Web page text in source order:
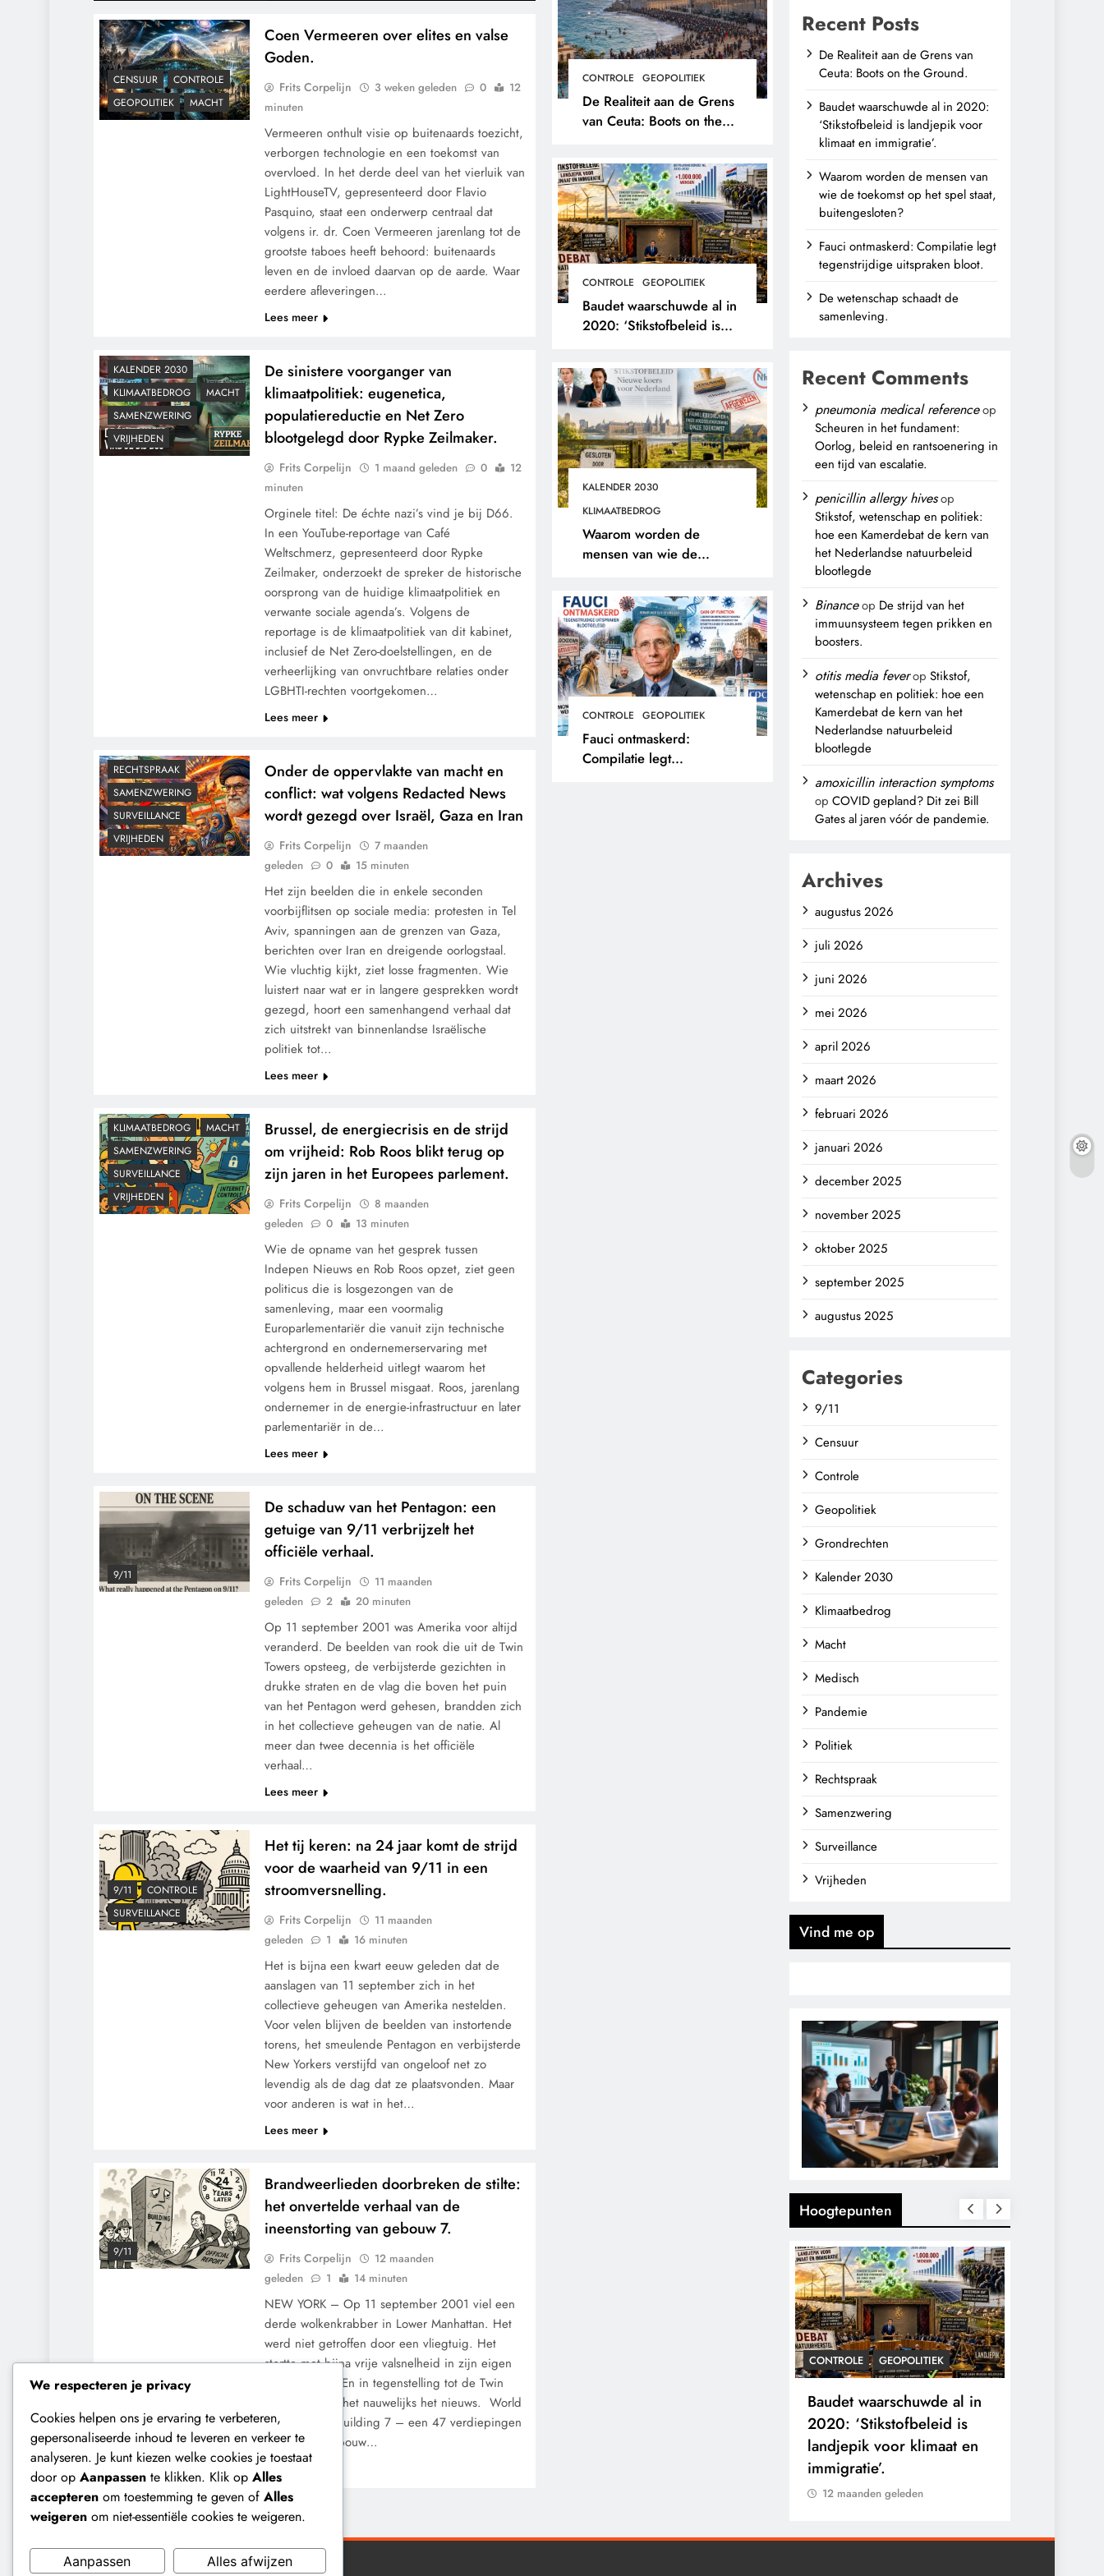
CONTROLE GEOPOLITIEK
De Realiteit aan de Grens
van Ceuta: Boots on the
CONTROLE GEOPOLITIEK
Baudet waarschuwde al in
2020: ‘Stikstofbeleid is
immigratie’.
KALENDER 2030
KLIMAATBEDROG
Waarom worden de
mensen van wie de
buitengesloten?
CONTROLE GEOPOLITIEK
Fauci ontmaskerd:
Compilatie legt
CENSUUR
CONTROLE
GEOPOLITIEK
MACHT
Coen Vermeeren over elites en valse
Goden.
Frits Corpelijn 3 weken geleden 0
12
minuten
Vermeeren onthult visie op buitenaards toezicht,
verborgen technologie en een toekomst van
overvloed. In het derde deel van het vierluik van
LightHouseTV, gepresenteerd door Flavio
Pasquino, staat een onderwerp centraal dat
volgens ir. dr. Coen Vermeeren jarenlang tot de
grootste taboes heeft behoord: buitenaards
leven en de invloed daarvan op de aarde. Waar
eerdere afleveringen…
Lees meer
KALENDER 2030
KLIMAATBEDROG
MACHT
SAMENZWERING
VRIJHEDEN
De sinistere voorganger van
klimaatpolitiek: eugenetica,
populatiereductie en Net Zero
blootgelegd door Rypke Zeilmaker.
Frits Corpelijn 1 maand geleden 0
12
minuten
Orginele titel: De échte nazi’s vind je bij D66.
In een YouTube-reportage van Café
Weltschmerz, gepresenteerd door Rypke
Zeilmaker, onderzoekt de spreker de historische
oorsprong van de huidige klimaatpolitiek en
verwante sociale agenda’s. Volgens de
reportage is de klimaatpolitiek van dit kabinet,
inclusief de Net Zero-doelstellingen, en de
verheerlijking van onvruchtbare relaties onder
LGBHTI-rechten voortgekomen…
Lees meer
RECHTSPRAAK
SAMENZWERING
SURVEILLANCE
VRIJHEDEN
Onder de oppervlakte van macht en
conflict: wat volgens Redacted News
wordt gezegd over Israël, Gaza en Iran
Frits Corpelijn
7 maanden
geleden
0 15 minuten
Het zijn beelden die in enkele seconden
voorbijflitsen op sociale media: protesten in Tel
Aviv, spanningen aan de grenzen van Gaza,
berichten over Iran en dreigende oorlogstaal.
Wie vluchtig kijkt, ziet losse fragmenten. Wie
luistert naar wat er in langere gesprekken wordt
gezegd, hoort een samenhangend verhaal dat
zich uitstrekt van binnenlandse Israëlische
politiek tot…
Lees meer
KLIMAATBEDROG
MACHT
SAMENZWERING
SURVEILLANCE
VRIJHEDEN
Brussel, de energiecrisis en de strijd
om vrijheid: Rob Roos blikt terug op
zijn jaren in het Europees parlement.
Frits Corpelijn
8 maanden
geleden
0 13 minuten
Wie de opname van het gesprek tussen
Indepen Nieuws en Rob Roos opzet, ziet geen
politicus die is losgezongen van de
samenleving, maar een voormalig
Europarlementariër die vanuit zijn technische
achtergrond en ondernemerservaring met
opvallende helderheid uitlegt waarom het
volgens hem in Brussel misgaat. Roos, jarenlang
ondernemer in de energie-infrastructuur en later
parlementariër in de…
Lees meer
9/11
De schaduw van het Pentagon: een
getuige van 9/11 verbrijzelt het
officiële verhaal.
Frits Corpelijn
11 maanden
geleden
2 20 minuten
Op 11 september 2001 was Amerika voor altijd
veranderd. De beelden van rook die uit de Twin
Towers opsteeg, de verbijsterde gezichten in
drukke straten en de vlag die boven het puin
van het Pentagon werd gehesen, brandden zich
in het collectieve geheugen van de natie. Al
meer dan twee decennia is het officiële
verhaal…
Lees meer
9/11
CONTROLE
SURVEILLANCE
Het tij keren: na 24 jaar komt de strijd
voor de waarheid van 9/11 in een
stroomversnelling.
Frits Corpelijn
11 maanden
geleden
1 16 minuten
Het is bijna een kwart eeuw geleden dat de
aanslagen van 11 september zich in het
collectieve geheugen van Amerika nestelden.
Voor velen blijven de beelden van instortende
torens, het smeulende Pentagon en verbijsterde
New Yorkers verstijfd van ongeloof net zo
levendig als de dag dat ze plaatsvonden. Maar
voor anderen is wat in het…
Lees meer
9/11
Brandweerlieden doorbreken de stilte:
het onvertelde verhaal van de
ineenstorting van gebouw 7.
Frits Corpelijn
12 maanden
geleden
1 14 minuten
NEW YORK – Op 11 september 2001 viel een
derde wolkenkrabber in Lower Manhattan. Het
werd niet getroffen door een vliegtuig. Het
stortte met bijna vrije valsnelheid in zijn eigen
voetafdruk in. En in tegenstelling tot de Twin
Towers haalde het nauwelijks het nieuws. World
Trade Center Building 7 – een 47 verdiepingen
tellende hoogbouw…
Lees meer
Recent Posts
De Realiteit aan de Grens van
Ceuta: Boots on the Ground.
Baudet waarschuwde al in 2020:
‘Stikstofbeleid is landjepik voor
klimaat en immigratie’.
Waarom worden de mensen van
wie de toekomst op het spel staat,
buitengesloten?
Fauci ontmaskerd: Compilatie legt
tegenstrijdige uitspraken bloot.
De wetenschap schaadt de
samenleving.
Recent Comments
pneumonia medical referenceop
Scheuren in het fundament:
Oorlog, beleid en rantsoenering in
een tijd van escalatie.
penicillin allergy hivesop
Stikstof, wetenschap en politiek:
hoe een Kamerdebat de kern van
het Nederlandse natuurbeleid
blootlegde
Binanceop De strijd van het
immuunsysteem tegen prikken en
boosters.
otitis media feverop Stikstof,
wetenschap en politiek: hoe een
Kamerdebat de kern van het
Nederlandse natuurbeleid
blootlegde
amoxicillin interaction symptoms
op COVID gepland? Dit zei Bill
Gates al jaren vóór de pandemie.
Archives
augustus 2026
juli 2026
juni 2026
mei 2026
april 2026
maart 2026
februari 2026
januari 2026
december 2025
november 2025
oktober 2025
september 2025
augustus 2025
Categories
9/11
Censuur
Controle
Geopolitiek
Grondrechten
Kalender 2030
Klimaatbedrog
Macht
Medisch
Pandemie
Politiek
Rechtspraak
Samenzwering
Surveillance
Vrijheden
Vind me op
Hoogtepunten
CONTROLE GEOPOLITIEK
Baudet waarschuwde al in
2020: ‘Stikstofbeleid is
landjepik voor klimaat en
immigratie’.
12 maanden geleden
We respecteren je privacy
Cookies helpen ons je ervaring te verbeteren,
gepersonaliseerde inhoud te leveren en verkeer te
analyseren. Je kunt kiezen welke cookies je toestaat
door op Aanpassen te klikken. Klik op Alles
accepteren om toestemming te geven of Alles
weigeren om niet-essentiële cookies te weigeren.
Aanpassen Alles afwijzen